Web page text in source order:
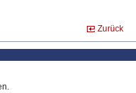
Zurück